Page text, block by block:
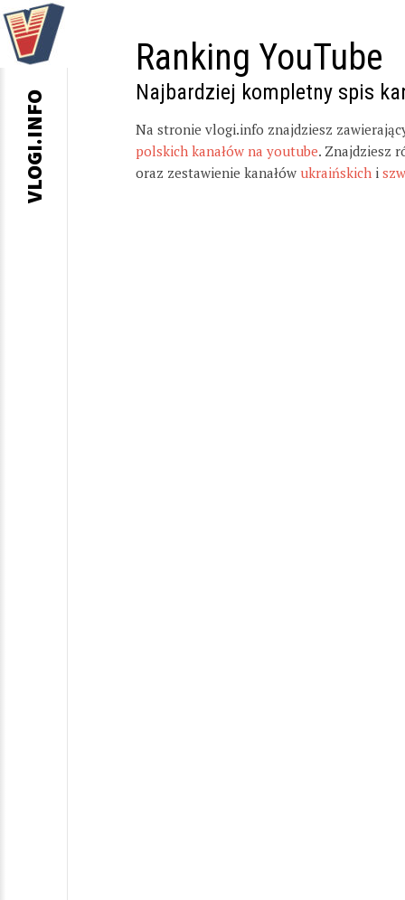
Ranking YouTube
Najbardziej kompletny spis
Na stronie vlogi.info znajdziesz
polskich kanałów na youtube. Znajdziesz
oraz zestawienie kanałów ukraińskich i
VLOGI.INFO